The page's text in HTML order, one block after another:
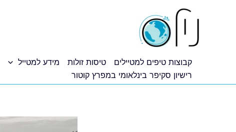
קבוצות טיפים למטיילים טיסות זולות מידע למטייל
רישיון סקיפר בינלאומי במפרץ קוטור